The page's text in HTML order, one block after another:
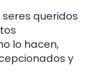
queridos
lo hacen,
y